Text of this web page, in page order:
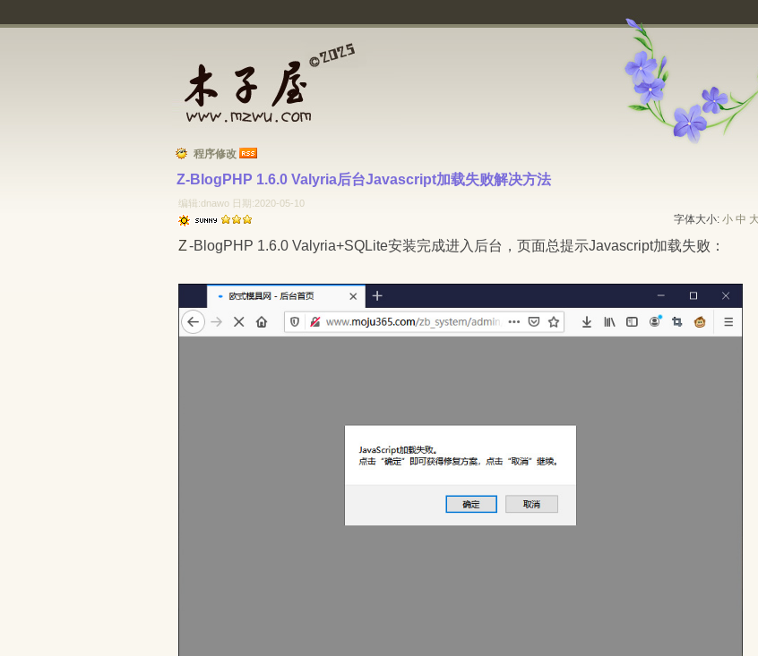
程序修改
Z-BlogPHP 1.6.0 Valyria后台Javascript加载失败解决方法
编辑:dnawo 日期:2020-05-10
字体大小: 小 中 大
Z-BlogPHP 1.6.0 Valyria+SQLite安装完成进入后台，页面总提示Javascript加载失败：